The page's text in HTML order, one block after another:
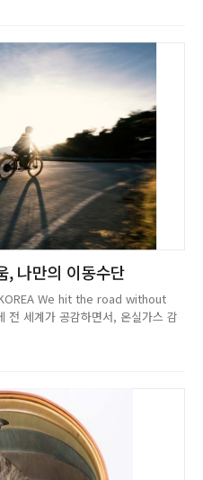
것 같다. 널리 알려지지 않았던 아티
, 나만의 이동수단
KOREA We hit the road without
전 세계가 공감하면서, 온실가스 감
꼽히는 자동차의 사용을 줄이고